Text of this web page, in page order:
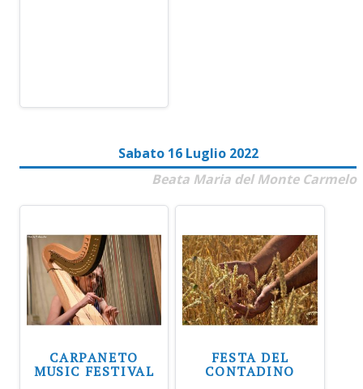
Sabato 16 Luglio 2022
Beata Maria del Monte Carmelo
CARPANETO
MUSIC FESTIVAL
FESTA DEL
CONTADINO